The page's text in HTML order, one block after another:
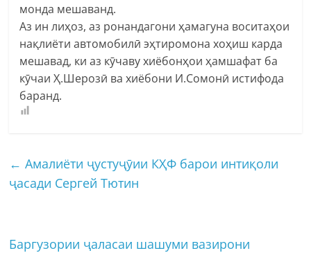
монда мешаванд.
Аз ин лиҳоз, аз ронандагони ҳамагуна воситаҳои
нақлиёти автомобилӣ эҳтиромона хоҳиш карда
мешавад, ки аз кӯчаву хиёбонҳои ҳамшафат ба
кӯчаи Ҳ.Шерозӣ ва хиёбони И.Сомонӣ истифода
баранд.
← Амалиёти ҷустуҷӯии КҲФ барои интиқоли
ҷасади Сергей Тютин
Баргузории ҷаласаи шашуми вазирони